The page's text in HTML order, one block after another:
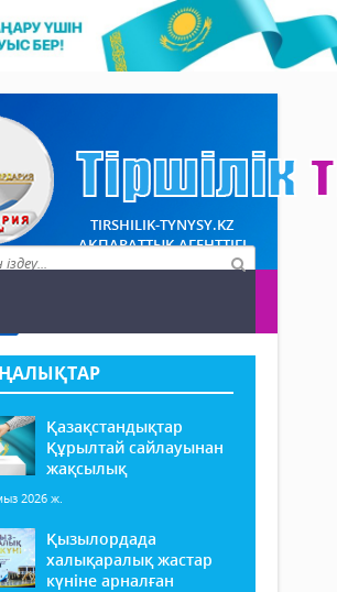
TIRSHILIK-TYNYSY.KZ
АҚПАРАТТЫҚ АГЕНТТІГІ
Қазақстандықтар
Құрылтай сайлауынан
жақсылық
2026 ж.
Қызылордада
халықаралық жастар
күніне арналған